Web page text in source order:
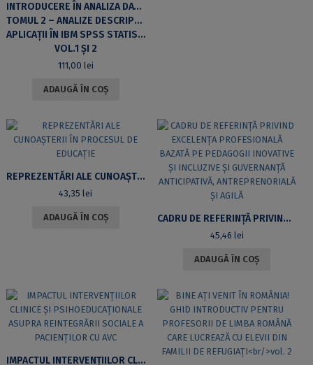
INTRODUCERE ÎN ANALIZA DATELOR
TOMUL 2 – ANALIZE DESCRIPTIVE UNIVARIATE. PROBABILITĂȚI ȘI DISTRIBUȚII
APLICAȚII ÎN IBM SPSS STATISTICS ȘI R
VOL.1 ȘI 2
111,00 lei
ADAUGĂ ÎN COȘ
REPREZENTĂRI ALE CUNOAȘTERII ÎN PROCESUL DE EDUCAȚIE
43,35lei
ADAUGĂ ÎN COȘ CADRU DE REFERINȚĂ PRIVIND EXCELENȚA PROFESIONALĂ BAZATĂ PE PEDAGOGII INOVATIVE ȘI INCLUZIVE ȘI GUVERNANȚĂ ANTICIPATIVĂ, ANTREPRENORIALĂ ȘI AGILĂ
45,46 lei
ADAUGĂ ÎN COȘ
IMPACTUL INTERVENȚIILOR CLINICE ȘI PSIHOEDUCAȚIONALE ASUPRA REINTEGRĂRII SOCIALE A PACIENȚILOR CU AVC